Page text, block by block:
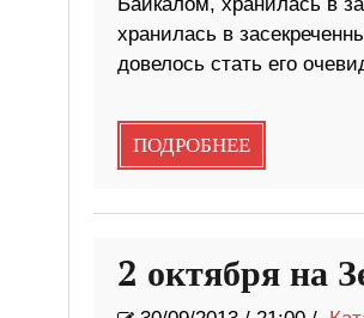
хранилась в
довелось стать его
ПОДРОБНЕЕ
2 октября на